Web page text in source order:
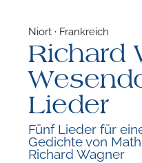
Niort · Frankreich
Richard
Lieder
Fünf Lieder für
Gedichte von
Richard Wagner